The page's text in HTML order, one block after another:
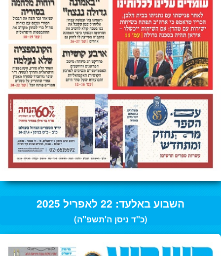
השבוע באלעד: 22 לאפריל 2025
(כ"ד ניסן ה'תשפ"ה)